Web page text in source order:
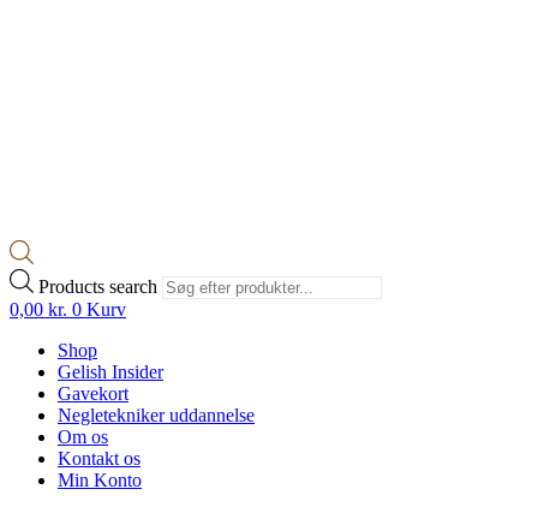
Products search
0,00 kr. 0 Kurv
Shop
Gelish Insider
Gavekort
Negletekniker uddannelse
Om os
Kontakt os
Min Konto